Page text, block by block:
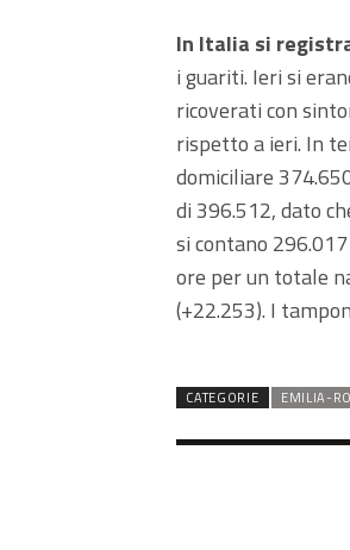
In Italia si
i guariti. Ieri si
ricoverati con
rispetto a ieri. In
domiciliare
di 396.512, dato
si contano
ore per un totale
(+22.253). I
CATEGORIE EMILIA-